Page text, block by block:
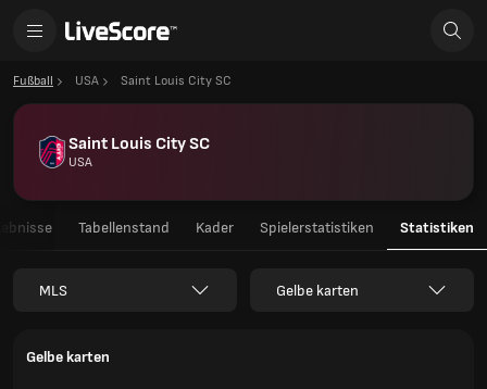
Fußball USA Saint Louis City SC
Saint Louis City SC
USA
Tabellenstand Kader Spielerstatistiken Statistiken
MLS Gelbe karten
Gelbe karten